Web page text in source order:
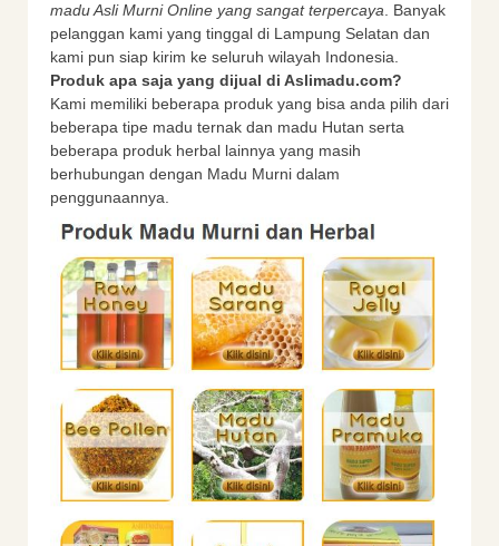
madu Asli Murni Online yang sangat terpercaya. Banyak
pelanggan kami yang tinggal di Lampung Selatan dan
kami pun siap kirim ke seluruh wilayah Indonesia.
Produk apa saja yang dijual di Aslimadu.com?
Kami memiliki beberapa produk yang bisa anda pilih dari
beberapa tipe madu ternak dan madu Hutan serta
beberapa produk herbal lainnya yang masih
berhubungan dengan Madu Murni dalam
penggunaannya.